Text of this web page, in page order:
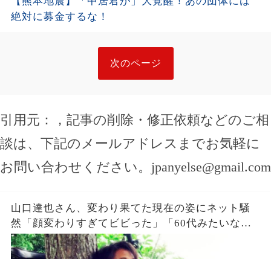
絶対に募金するな！
次のページ
引用元：
，記事の削除・修正依頼などのご相
談は、下記のメールアドレスまでお気軽に
お問い合わせください。 jpanyelse@gmail.com
山口達也さん、変わり果てた現在の姿にネット騒
然「顔変わりすぎてビビった」「60代みたいな
顔」